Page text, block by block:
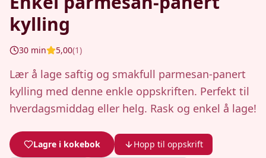
kylling
30 min 5,00(1)
Lær å lage saftig og smakfull parmesan-panert
kylling med denne enkle oppskriften. Perfekt til
hverdagsmiddag eller helg. Rask og enkel å lage!
Lagre i kokebok Hopp til oppskrift